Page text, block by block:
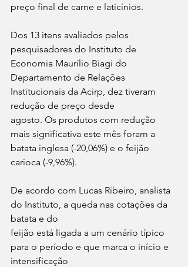
preço final de carne e laticínios.
Dos 13 itens avaliados pelos
pesquisadores do Instituto de
Economia Maurílio Biagi do
Departamento de Relações
Institucionais da Acirp, dez tiveram
redução de preço desde
agosto. Os produtos com redução
mais significativa este mês foram a
batata inglesa (-20,06%) e o feijão
carioca (-9,96%).
De acordo com Lucas Ribeiro, analista
do Instituto, a queda nas cotações da
batata e do
feijão está ligada a um cenário típico
para o período e que marca o início e
intensificação